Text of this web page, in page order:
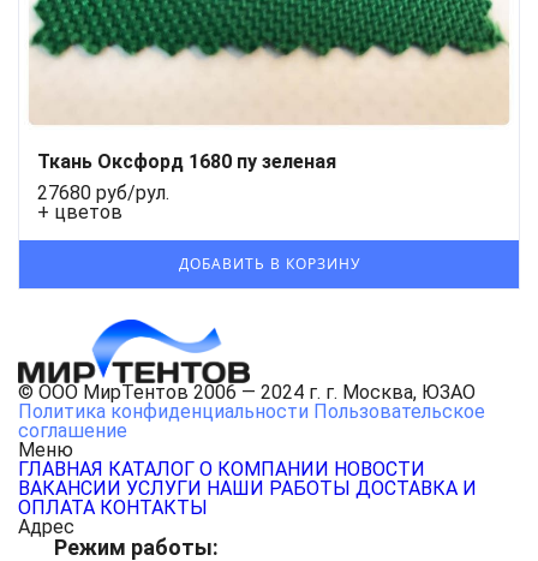
Ткань Оксфорд 1680 пу зеленая
27680 руб/рул.
+ цветов
© ООО МирТентов 2006 — 2024 г. г. Москва, ЮЗАО
Политика конфиденциальности Пользовательское
соглашение
Меню
ГЛАВНАЯ КАТАЛОГ О КОМПАНИИ НОВОСТИ
ВАКАНСИИ УСЛУГИ НАШИ РАБОТЫ ДОСТАВКА И
ОПЛАТА КОНТАКТЫ
Адрес
Режим работы: